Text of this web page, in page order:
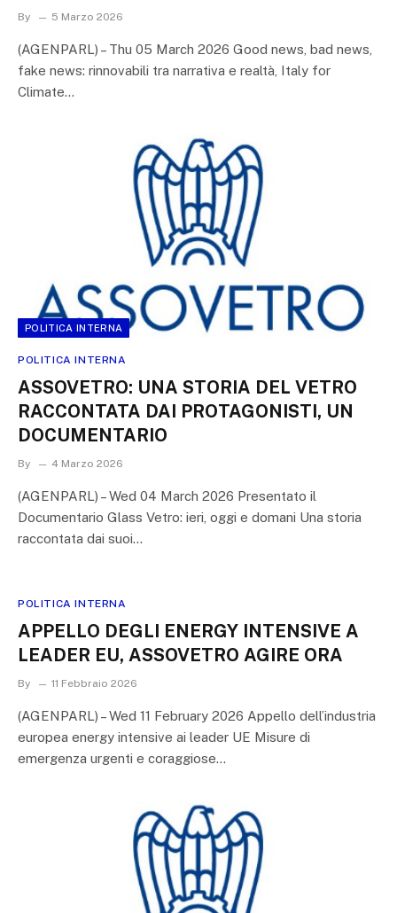
By 5 Marzo 2026
(AGENPARL) – Thu 05 March 2026 Good news, bad news,
fake news: rinnovabili tra narrativa e realtà, Italy for
Climate…
POLITICA INTERNA
POLITICA INTERNA
ASSOVETRO: UNA STORIA DEL VETRO
RACCONTATA DAI PROTAGONISTI, UN
DOCUMENTARIO
By 4 Marzo 2026
(AGENPARL) – Wed 04 March 2026 Presentato il
Documentario Glass Vetro: ieri, oggi e domani Una storia
raccontata dai suoi…
POLITICA INTERNA
APPELLO DEGLI ENERGY INTENSIVE A
LEADER EU, ASSOVETRO AGIRE ORA
By 11 Febbraio 2026
(AGENPARL) – Wed 11 February 2026 Appello dell’industria
europea energy intensive ai leader UE Misure di
emergenza urgenti e coraggiose…